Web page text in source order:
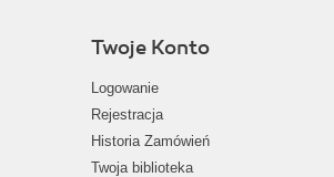
Twoje Konto
Logowanie
Rejestracja
Historia Zamówień
Twoja biblioteka